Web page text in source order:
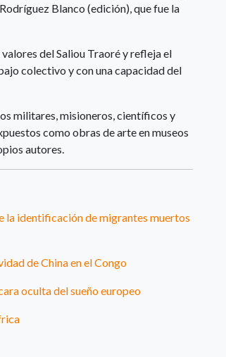
Blanco (edición), que fue la
del Saliou Traoré y refleja el
colectivo y con una capacidad del
militares, misioneros, científicos y
como obras de arte en museos
autores.
la identificación de migrantes muertos
de China en el Congo
oculta del sueño europeo